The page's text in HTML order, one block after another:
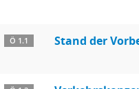
Ö 1.1 Stand der